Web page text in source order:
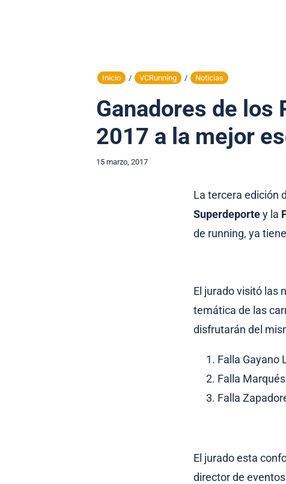
Inicio / VCRunning / Noticias
Ganadores de los
2017 a la mejor
15 marzo, 2017
La tercera edición
Superdeportey la
de running, ya
El jurado visitó las
temática de las
disfrutarán del
Falla Gayano
Falla
Falla
El jurado esta
director de